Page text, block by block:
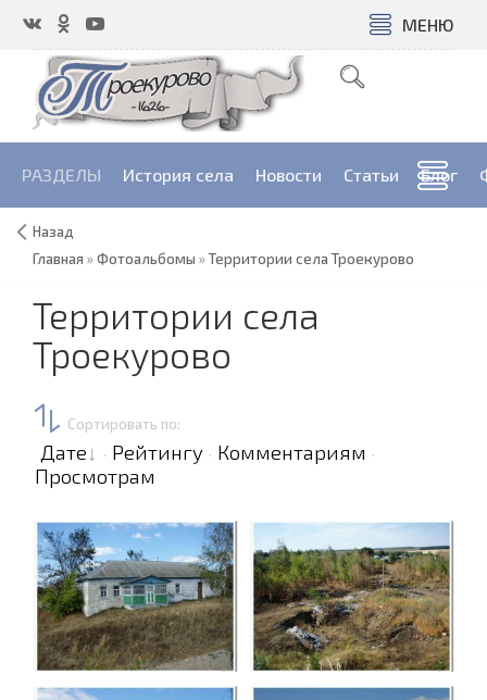
МЕНЮ
РАЗДЕЛЫ История села Новости Cтатьи Блог
Назад
Главная »Фотоальбомы »Территории села Троекурово
Территории села
Троекурово
Сортировать по:
Дате · Рейтингу · Комментариям ·
Просмотрам